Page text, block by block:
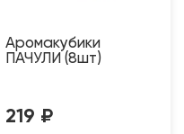
Аромакубики
ПАЧУЛИ (8шт)
219 ₽